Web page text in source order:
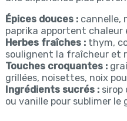
Épices douces :cannelle,
paprika apportent
Herbes fraîches :thym,
soulignent la fraîcheur et
Touches croquantes :
grillées, noisettes, noix
Ingrédients sucrés :sirop
ou vanille pour sublimer